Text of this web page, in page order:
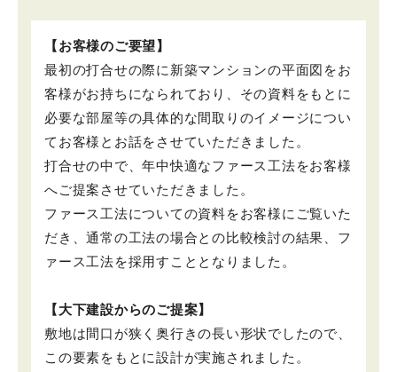
【お客様のご要望】
最初の打合せの際に新築マンションの平面図をお
客様がお持ちになられており、その資料をもとに
必要な部屋等の具体的な間取りのイメージについ
てお客様とお話をさせていただきました。
打合せの中で、年中快適なファース工法をお客様
へご提案させていただきました。
ファース工法についての資料をお客様にご覧いた
だき、通常の工法の場合との比較検討の結果、フ
ァース工法を採用すこととなりました。
【大下建設からのご提案】
敷地は間口が狭く奥行きの長い形状でしたので、
この要素をもとに設計が実施されました。